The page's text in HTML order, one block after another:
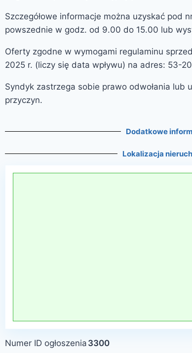
Szczegółowe informacje można uzyskać pod
powszednie w godz. od 9.00 do 15.00 lub
Oferty zgodne w wymogami regulaminu
2025 r. (liczy się data wpływu) na adres: 53-
Syndyk zastrzega sobie prawo odwołania lub
przyczyn.
Dodatkowe
Lokalizacja
Numer ID ogłoszenia 3300